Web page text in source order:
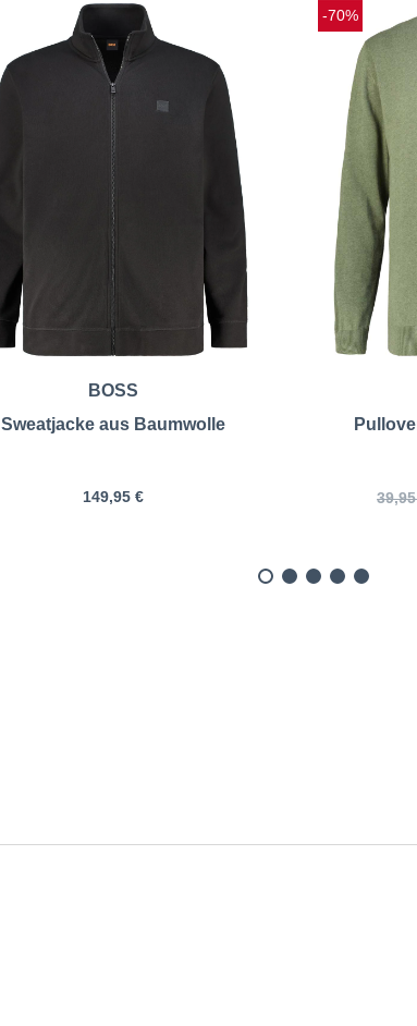
BOSS
Sweatjacke aus Baumwolle
149,95 €
-70%